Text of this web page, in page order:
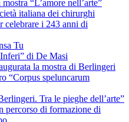
“L’amore nell’arte”
italiana dei chirurghi
celebrare i 243 anni di
Tu
di De Masi
la mostra di Berlingeri
“Corpus speluncarum
Tra le pieghe dell’arte”
percorso di formazione di